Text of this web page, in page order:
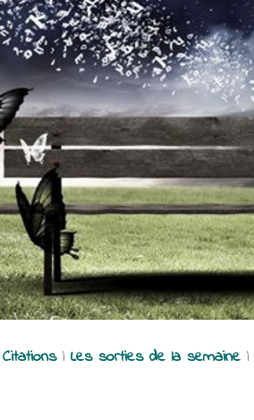
Citations| Les sorties de la semaine|